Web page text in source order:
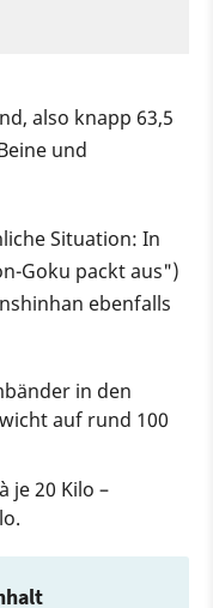
also knapp 63,5
und
Situation: In
Goku packt aus")
ebenfalls
in den
auf rund 100
je 20 Kilo –